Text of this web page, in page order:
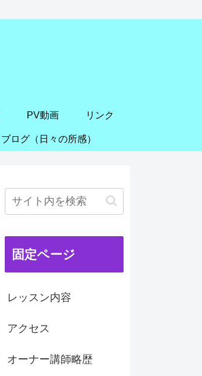
PV動画 リンク
ブログ（日々の所感）
固定ページ
レッスン内容
アクセス
オーナー講師略歴